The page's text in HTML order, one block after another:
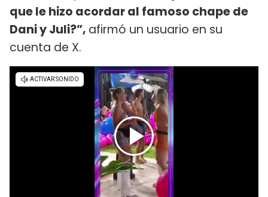
que le hizo acordar al famoso chape de
Dani y Juli?”, afirmó un usuario en su
cuenta de X.